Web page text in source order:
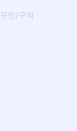
구인/구직